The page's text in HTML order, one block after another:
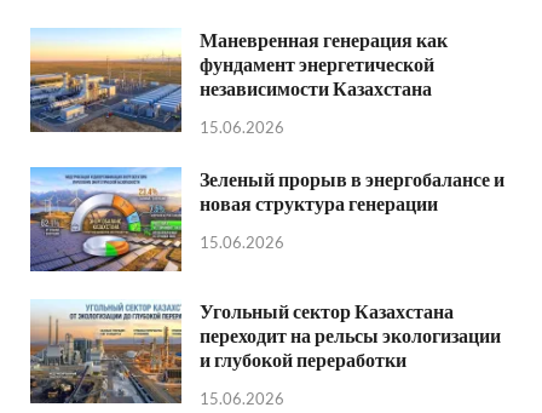
Маневренная генерация как
фундамент энергетической
независимости Казахстана
15.06.2026
Зеленый прорыв в энергобалансе и
новая структура генерации
15.06.2026
Угольный сектор Казахстана
переходит на рельсы экологизации
и глубокой переработки
15.06.2026